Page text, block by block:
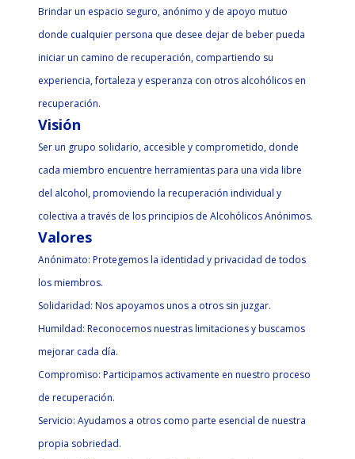
Brindar un espacio seguro, anónimo y de apoyo mutuo
donde cualquier persona que desee dejar de beber pueda
iniciar un camino de recuperación, compartiendo su
experiencia, fortaleza y esperanza con otros alcohólicos en
recuperación.
Visión
Ser un grupo solidario, accesible y comprometido, donde
cada miembro encuentre herramientas para una vida libre
del alcohol, promoviendo la recuperación individual y
colectiva a través de los principios de Alcohólicos Anónimos.
Valores
Anónimato: Protegemos la identidad y privacidad de todos
los miembros.
Solidaridad: Nos apoyamos unos a otros sin juzgar.
Humildad: Reconocemos nuestras limitaciones y buscamos
mejorar cada día.
Compromiso: Participamos activamente en nuestro proceso
de recuperación.
Servicio: Ayudamos a otros como parte esencial de nuestra
propia sobriedad.